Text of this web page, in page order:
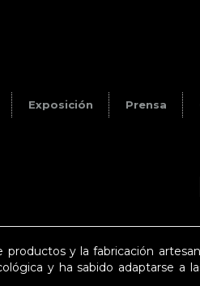
Exposición Prensa
y la fabricación
y ha sabido adaptarse a